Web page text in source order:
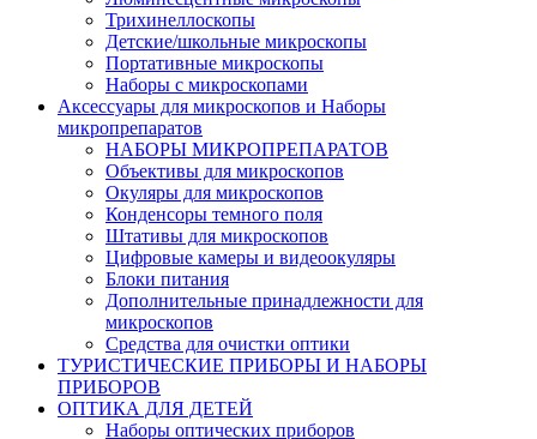
Трихинеллоскопы
Детские/школьные микроскопы
Портативные микроскопы
Наборы с микроскопами
Аксессуары для микроскопов и Наборы
микропрепаратов
НАБОРЫ МИКРОПРЕПАРАТОВ
Объективы для микроскопов
Окуляры для микроскопов
Конденсоры темного поля
Штативы для микроскопов
Цифровые камеры и видеоокуляры
Блоки питания
Дополнительные принадлежности для
микроскопов
Средства для очистки оптики
ТУРИСТИЧЕСКИЕ ПРИБОРЫ И НАБОРЫ
ПРИБОРОВ
ОПТИКА ДЛЯ ДЕТЕЙ
Наборы оптических приборов